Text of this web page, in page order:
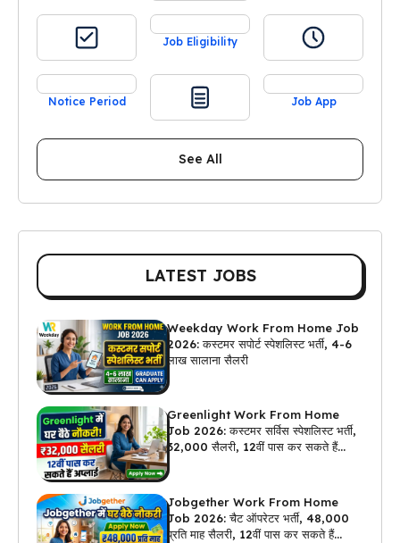
Job Eligibility
Notice Period Job App
See All
LATEST JOBS
Weekday Work From Home Job
2026: कस्टमर सपोर्ट स्पेशलिस्ट भर्ती, 4-6
लाख सालाना सैलरी
Greenlight Work From Home
Job 2026: कस्टमर सर्विस स्पेशलिस्ट भर्ती,
₹32,000 सैलरी, 12वीं पास कर सकते हैं
Jobgether Work From Home
Job 2026: चैट ऑपरेटर भर्ती, ₹48,000
प्रति माह सैलरी, 12वीं पास कर सकते हैं